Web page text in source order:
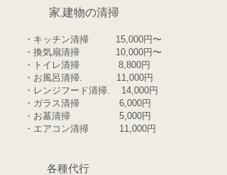
​家,建物の清掃
・​キッチン清掃 15,000円〜
・換気扇清掃 10,000円〜
・トイレ清掃 8,800円
・お風呂清掃. 11,000円
・レンジフード清掃. 14,000円
・ガラス清掃 6,000円
・お墓清掃 5,000円
​・エアコン清掃 11,000円
​各種代行